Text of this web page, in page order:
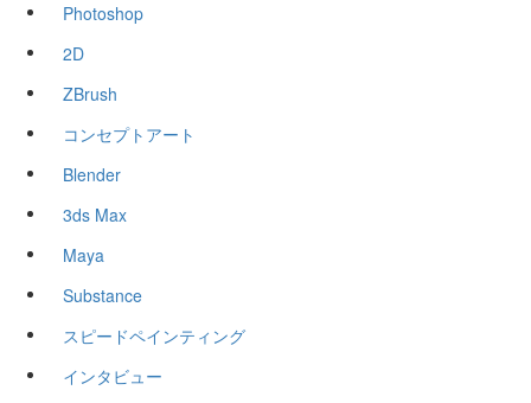
Photoshop
2D
ZBrush
コンセプトアート
Blender
3ds Max
Maya
Substance
スピードペインティング
インタビュー